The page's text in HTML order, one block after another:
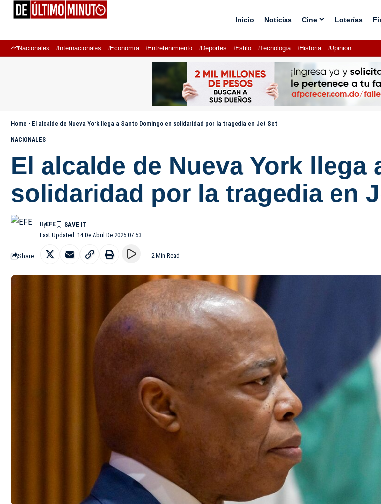
Inicio Noticias Cine Loterías
Nacionales Internacionales Economía Entretenimiento Deportes Estilo Tecnología Historia Opinión
Home - El alcalde de Nueva York llega a Santo Domingo en solidaridad por la tragedia en Jet Set
NACIONALES
El alcalde de Nueva York llega
solidaridad por la tragedia en
Last Updated: 14 De Abril De 2025 07:53
ByEFE
Share 2 Min Read